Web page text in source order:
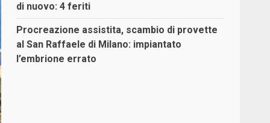
di nuovo: 4 feriti
Procreazione assistita, scambio di provette
al San Raffaele di Milano: impiantato
l’embrione errato